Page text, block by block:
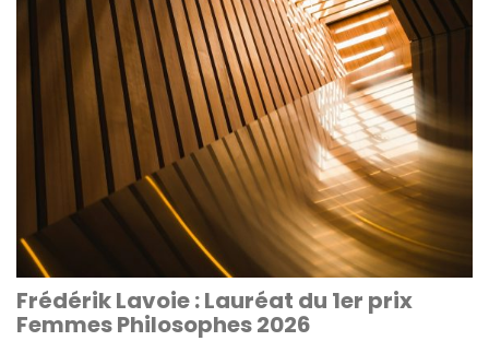
Frédérik Lavoie : Lauréat du 1er prix
Femmes Philosophes 2026